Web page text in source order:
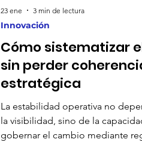
Cómo sistematizar
sin perder
estratégica
La estabilidad operativa no
la visibilidad, sino de la
gobernar el cambio mediante
Innovación
23 ene 3 min de lectura